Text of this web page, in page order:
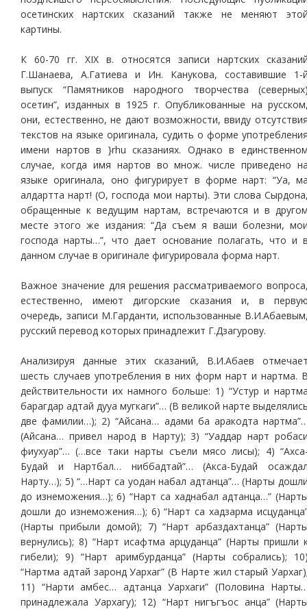
осетинских нартских сказаний также не меняют
картины.
К 60-70 гг. XIX в. относятся записи нартских
Г.Шанаева, А.Гатиева и Ин. Канукова, составившие 1-
выпуск “Памятников народного творчества
осетин”, изданных в 1925 г. Опубликованные на
они, естественно, не дают возможности, ввиду
текстов на языке оригинала, судить о форме
имени нартов в }rhu сказаниях. Однако в
случае, когда имя нартов во множ. числе приведено
языке оригинала, оно фигурирует в форме нарт: “Уа,
алдартта нарт! (О, господа мои нарты). Эти слова
обращенные к ведущим нартам, встречаются и в
месте этого же издания: “Да съем я ваши болезни,
господа нарты…”, что дает основание полагать, что и
данном случае в оригинале фигурировала форма нарт.
Важное значение для решения рассматриваемого
естественно, имеют дигорские сказания и, в
очередь, записи М.Гарданти, использованные
русский перевод которых принадлежит Г.Дзагурову.
Анализируя данные этих сказаний, В.И.Абаев
шесть случаев употребления в них форм нарт и нартма.
действительности их намного больше: 1) “Устур и
барагдар адтай дууа мугкаги”… (В великой нарте
две фамилии…); 2) “Айсана… адами ба аракодта
(Айсана… привел народ в Нарту); 3) “Уаддар нарт
фиухуар”… (…все таки нарты съели мясо лисы); 4)
Будай и Нартбал… ниббадтай”… (Акса-Будай
Нарту…); 5) “…Нарт са уодан набал адтанца”… (Нарты
до изнеможения…); 6) “Нарт са хаднабал адтанца…”
дошли до изнеможения…); 6) “Нарт са хадзарма
(Нарты прибыли домой); 7) “Нарт арбаздахтанца”
вернулись); 8) “Нарт исафтма арцуданца” (Нарты пришли
гибели); 9) “Нарт аримбурданца” (Нарты собрались);
“Нартма адтай заронд Уархаг” (В Нарте жил старый
11) “Нарти амбес… адтанца Уархаги” (Половина
принадлежала Уархагу); 12) “Нарт нигъгъос анца”